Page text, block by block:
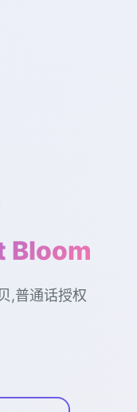
Bloom
,普通话授权